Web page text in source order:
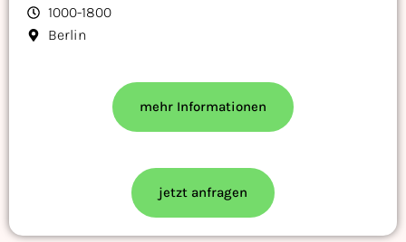
1000-1800
Berlin
mehr Informationen
jetzt anfragen